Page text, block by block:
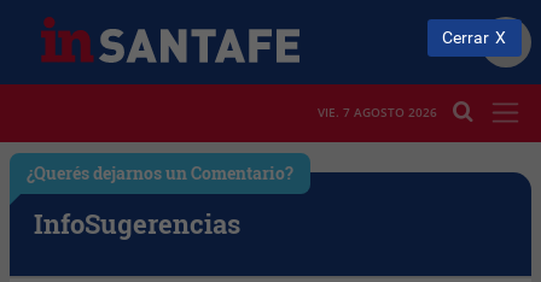
VIE. 7 AGOSTO 2026
¿Querés dejarnos un Comentario?
InfoSugerencias
Cerrar